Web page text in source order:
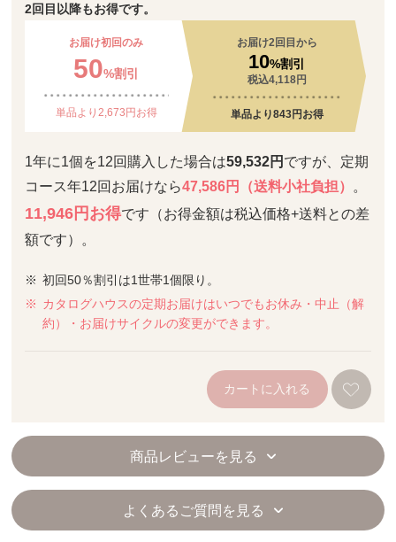
2回目以降もお得です。
お届け初回のみ
50%割引
単品より2,673円お得
お届け2回目から
10%割引
税込4,118円
単品より843円お得
1年に1個を12回購入した場合は59,532円 ですが、定期
コース年12回お届けなら47,586円（送料小社負担） 。
11,946円お得です（お得金額は税込価格+送料との差
額です）。
初回50％割引は1世帯1個限り。
カタログハウスの定期お届けはいつでもお休み・中止（解
約）・お届けサイクルの変更ができます。
カートに入れる
商品レビューを見る
よくあるご質問を見る